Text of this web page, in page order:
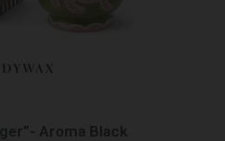
Aroma Black